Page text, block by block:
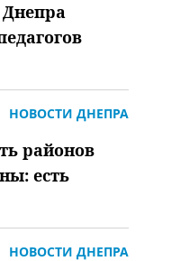
Днепра
НОВОСТИ ДНЕПРА
районов
есть
НОВОСТИ ДНЕПРА